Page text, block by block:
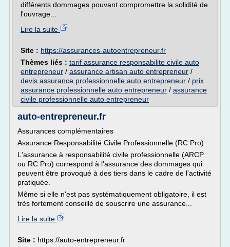
différents dommages pouvant compromettre la solidité de
l'ouvrage...
Lire la suite
Site : https://assurances-autoentrepreneur.fr
Thèmes liés : tarif assurance responsabilite civile auto
entrepreneur / assurance artisan auto entrepreneur /
devis assurance professionnelle auto entrepreneur / prix
assurance professionnelle auto entrepreneur / assurance
civile professionnelle auto entrepreneur
auto-entrepreneur.fr
Assurances complémentaires
Assurance Responsabilité Civile Professionnelle (RC Pro)
L'assurance à responsabilité civile professionnelle (ARCP
ou RC Pro) correspond à l'assurance des dommages qui
peuvent être provoqué à des tiers dans le cadre de l'activité
pratiquée.
Même si elle n'est pas systématiquement obligatoire, il est
très fortement conseillé de souscrire une assurance...
Lire la suite
Site : https://auto-entrepreneur.fr